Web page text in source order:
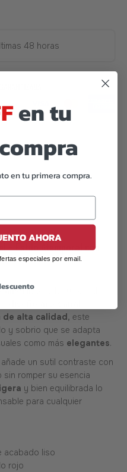
48 horas
– Estilo Atemporal con
liso es la fusión ideal
de alta calidad, este
y sobrio que se adapta
como más elegantes.
un sutil contraste con
sin romper su esencia
y bien equilibrada lo
para cualquier
acabado liso
rojo
en tu
en tu primera compra.
AHORA
especiales por email.